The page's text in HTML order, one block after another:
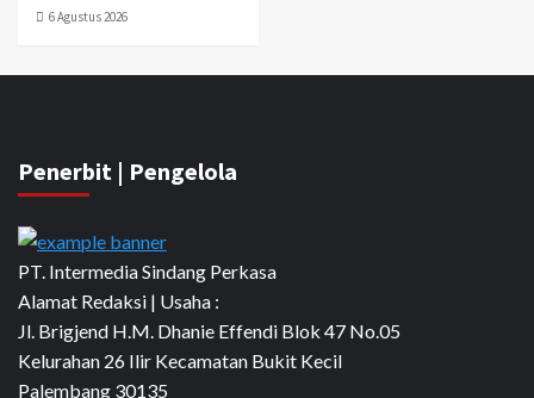
6 Agustus 2026
Penerbit | Pengelola
PT. Intermedia Sindang Perkasa
Alamat Redaksi | Usaha :
Jl. Brigjend H.M. Dhanie Effendi Blok 47 No.05
Kelurahan 26 Ilir Kecamatan Bukit Kecil
Palembang 30135